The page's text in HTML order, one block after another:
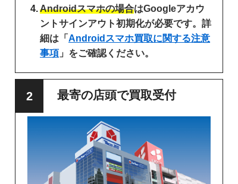
Androidスマホの場合はGoogleアカウ
ントサインアウト初期化が必要です。詳
細は「 Androidスマホ買取に関する注意
事項 」をご確認ください。
最寄の店頭で買取受付